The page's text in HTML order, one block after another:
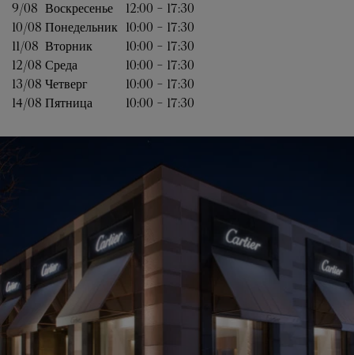
9/08 Воскресенье 12:00 - 17:30
10/08 Понедельник 10:00 - 17:30
11/08 Вторник 10:00 - 17:30
12/08 Среда 10:00 - 17:30
13/08 Четверг 10:00 - 17:30
14/08 Пятница 10:00 - 17:30